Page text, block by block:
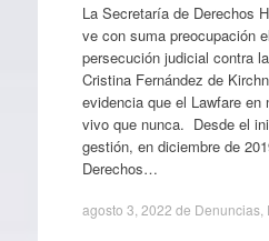
La Secretaría de Derechos
ve con suma preocupación
persecución judicial contra
Cristina Fernández de
evidencia que el Lawfare
vivo que nunca. Desde el
gestión, en diciembre de
Derechos…
agosto 3, 2022 de Denuncias,